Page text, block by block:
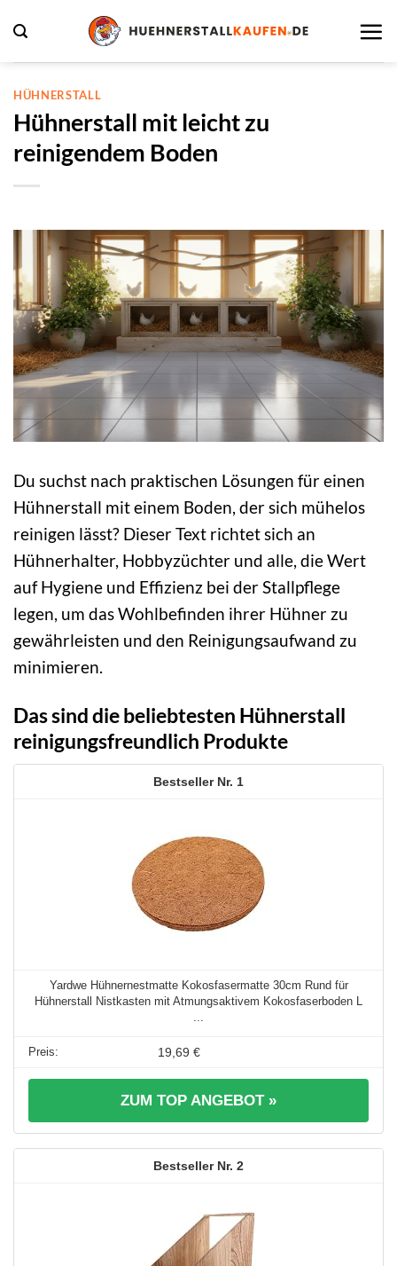
Inhalt
springen
HÜHNERSTALL
Hühnerstall mit leicht zu
reinigendem Boden
Du suchst nach praktischen Lösungen für einen
Hühnerstall mit einem Boden, der sich mühelos
reinigen lässt? Dieser Text richtet sich an
Hühnerhalter, Hobbyzüchter und alle, die Wert
auf Hygiene und Effizienz bei der Stallpflege
legen, um das Wohlbefinden ihrer Hühner zu
gewährleisten und den Reinigungsaufwand zu
minimieren.
Das sind die beliebtesten Hühnerstall
reinigungsfreundlich Produkte
1
Yardwe Hühnernestmatte Kokosfasermatte 30cm Rund für
Hühnerstall Nistkasten mit Atmungsaktivem Kokosfaserboden L
...
19,69 €
ZUM TOP ANGEBOT »
2